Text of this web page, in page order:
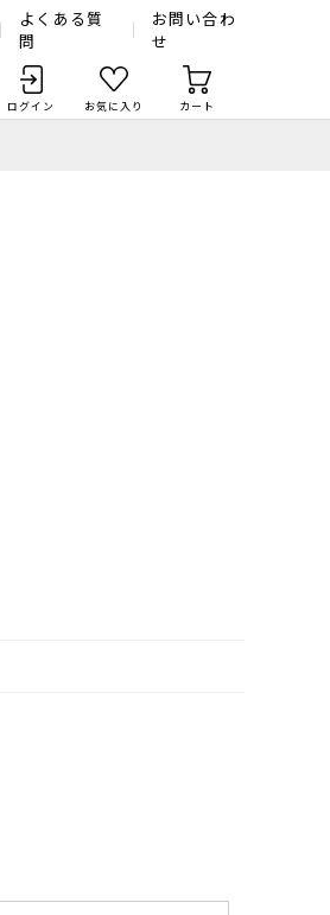
よくある質
問
お問い合わ
せ
ログイン お気に入り カート